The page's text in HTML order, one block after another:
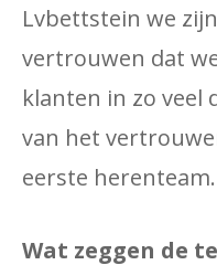
Lvbettstein we
vertrouwen dat
klanten in zo veel
van het
eerste herenteam.
Wat zeggen de